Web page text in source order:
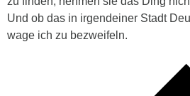
Und ob das in irgendeiner Stadt
wage ich zu bezweifeln.